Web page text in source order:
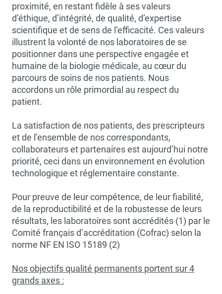
proximité, en restant fidèle à ses valeurs
d’éthique, d’intégrité, de qualité, d’expertise
scientifique et de sens de l’efficacité. Ces valeurs
illustrent la volonté de nos laboratoires de se
positionner dans une perspective engagée et
humaine de la biologie médicale, au cœur du
parcours de soins de nos patients. Nous
accordons un rôle primordial au respect du
patient.
La satisfaction de nos patients, des prescripteurs
et de l’ensemble de nos correspondants,
collaborateurs et partenaires est aujourd’hui notre
priorité, ceci dans un environnement en évolution
technologique et réglementaire constante.
Pour preuve de leur compétence, de leur fiabilité,
de la reproductibilité et de la robustesse de leurs
résultats, les laboratoires sont accrédités (1) par le
Comité français d’accréditation (Cofrac) selon la
norme NF EN ISO 15189 (2)
Nos objectifs qualité permanents portent sur 4
grands axes :